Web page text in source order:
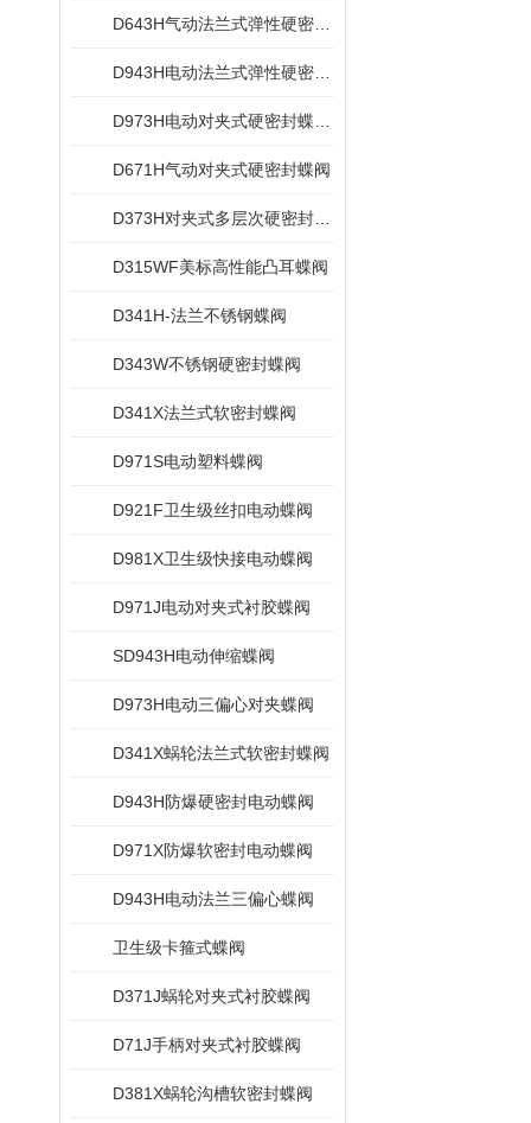
D671H气动对夹式硬密封蝶阀
D315WF美标高性能凸耳蝶阀
D341H-法兰不锈钢蝶阀
D343W不锈钢硬密封蝶阀
D341X法兰式软密封蝶阀
D971S电动塑料蝶阀
D921F卫生级丝扣电动蝶阀
D981X卫生级快接电动蝶阀
D971J电动对夹式衬胶蝶阀
SD943H电动伸缩蝶阀
D973H电动三偏心对夹蝶阀
D341X蜗轮法兰式软密封蝶阀
D943H防爆硬密封电动蝶阀
D971X防爆软密封电动蝶阀
D943H电动法兰三偏心蝶阀
卫生级卡箍式蝶阀
D371J蜗轮对夹式衬胶蝶阀
D71J手柄对夹式衬胶蝶阀
D381X蜗轮沟槽软密封蝶阀